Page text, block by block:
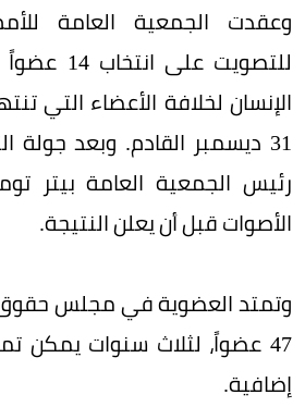
وعقدت الجمعية العامة
للتصويت
الإنسان لخلافة الأعضاء التي
31 ديسمبر القادم. وبعد
رئيس الجمعية العامة بيتر
الأصوات قبل أن يعلن النتيجة.
وتمتد العضوية في مجلس حقوق
47 عضواً، لثلاث سنوات يمكن
إضافية.